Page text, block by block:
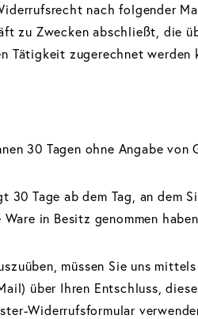
nach folgender
zu Zwecken abschließt, die
Tätigkeit zugerechnet werden
30 Tagen ohne Angabe von
30 Tage ab dem Tag, an dem
in Besitz genommen
müssen Sie uns
über Ihren Entschluss,
Widerrufsformular